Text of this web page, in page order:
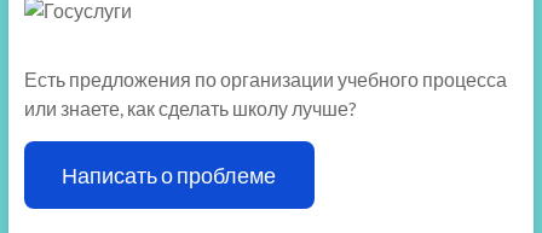
Есть предложения по организации учебного процесса
или знаете, как сделать школу лучше?
Написать о проблеме